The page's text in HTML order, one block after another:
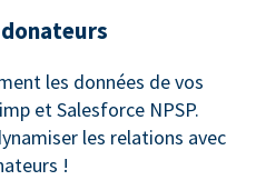
les données de vos
et Salesforce NPSP.
les relations avec
!